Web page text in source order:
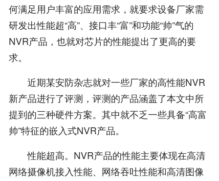
何满足用户丰富的应用需求，就要求设备厂家需
研发出性能超“高”、接口丰“富”和功能“帅”气的
NVR产品，也就对芯片的性能提出了更高的要
求。
近期某安防杂志就对一些厂家的高性能NVR
新产品进行了评测，评测的产品涵盖了本文中所
提到的三种硬件方案。其中就不乏一些具备“高富
帅”特征的嵌入式NVR产品。
性能超高。NVR产品的性能主要体现在高清
网络摄像机接入性能、网络吞吐性能和高清图像